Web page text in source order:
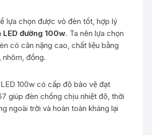
lựa chọn được vỏ đèn tốt, hợp lý
LED đường 100w. Ta nên lựa chọn
có cân nặng cao, chất liệu bằng
nhôm, đồng.
100w có cấp độ bảo vệ đạt
giúp đèn chống chịu nhiệt độ, thời
ngoài trời và hoàn toàn kháng lại